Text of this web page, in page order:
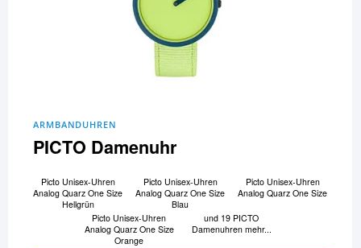
ARMBANDUHREN
PICTO Damenuhr
Picto Unisex-Uhren
Analog Quarz One Size
Hellgrün
Picto Unisex-Uhren
Analog Quarz One Size
Blau
Picto Unisex-Uhren
Analog Quarz One Size
Picto Unisex-Uhren
Analog Quarz One Size
Orange
und 19 PICTO
Damenuhren mehr...